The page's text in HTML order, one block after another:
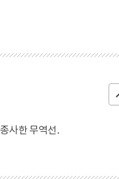
사한 무역선.